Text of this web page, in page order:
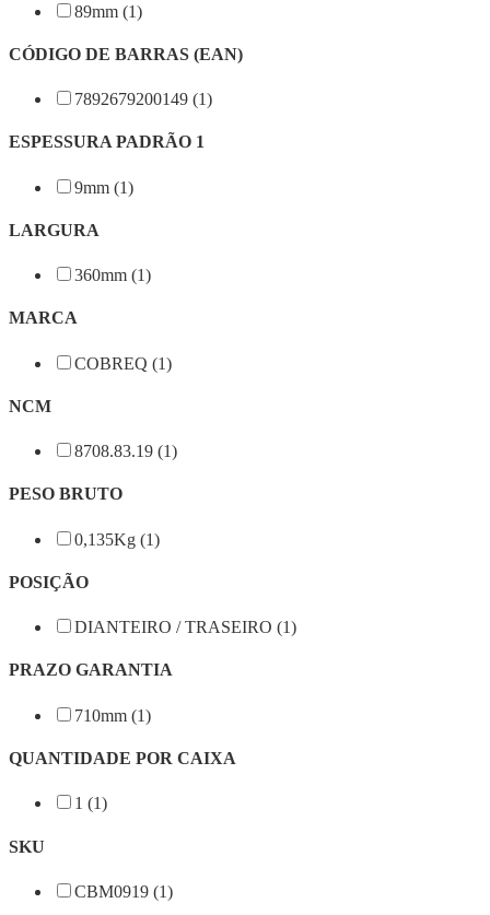
89mm (1)
CÓDIGO DE BARRAS (EAN)
7892679200149 (1)
ESPESSURA PADRÃO 1
9mm (1)
LARGURA
360mm (1)
MARCA
COBREQ (1)
NCM
8708.83.19 (1)
PESO BRUTO
0,135Kg (1)
POSIÇÃO
DIANTEIRO / TRASEIRO (1)
PRAZO GARANTIA
710mm (1)
QUANTIDADE POR CAIXA
1 (1)
SKU
CBM0919 (1)